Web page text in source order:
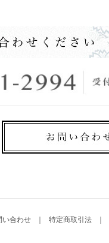
い合わせ 特定商取引法